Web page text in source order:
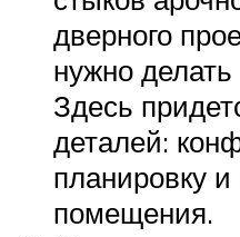
дверного
нужно
Здесь
деталей:
планировку
помещения.